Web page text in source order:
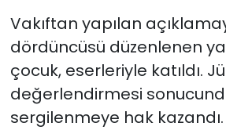
Vakıftan yapılan
dördüncüsü düzenlenen
çocuk, eserleriyle katıldı.
değerlendirmesi
sergilenmeye hak kazandı.
TÜRKiYE
Video Galeri
YAŞAM